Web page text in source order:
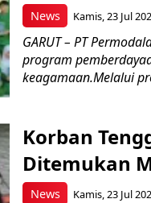
News Kamis, 23 Jul
GARUT – PT
program
keagamaan.Melalui
News
Korban
Ditemukan
Kamis, 23 Jul